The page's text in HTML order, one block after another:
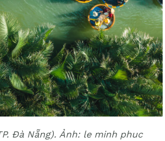
Đà Nẵng). Ảnh: le minh phuc